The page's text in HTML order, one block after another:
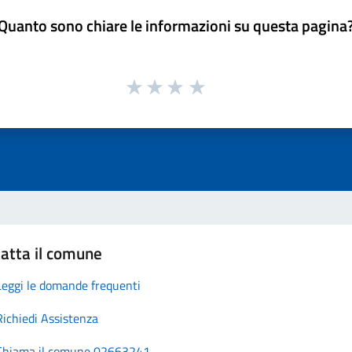
sono chiare le informazioni su questa
il comune
le domande frequenti
Assistenza